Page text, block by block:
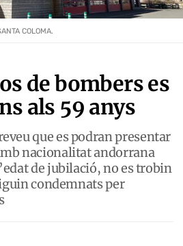
de bombers es
als 59 anys
que es podran presentar
nacionalitat andorrana
de jubilació, no es trobin
condemnats per
COLOMA.